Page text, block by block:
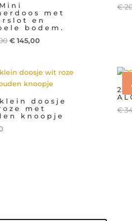
met
en
bodem.
Oorspronkelijke
€ 240,00.
€ 145,00
€ 145,00.
€
doosje
met
knoopje
€